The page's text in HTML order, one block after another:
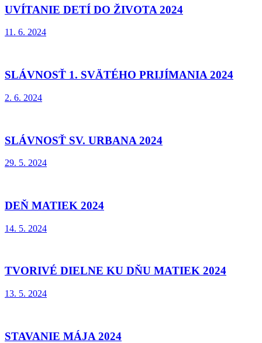
UVÍTANIE DETÍ DO ŽIVOTA 2024
11. 6. 2024
SLÁVNOSŤ 1. SVÄTÉHO PRIJÍMANIA 2024
2. 6. 2024
SLÁVNOSŤ SV. URBANA 2024
29. 5. 2024
DEŇ MATIEK 2024
14. 5. 2024
TVORIVÉ DIELNE KU DŇU MATIEK 2024
13. 5. 2024
STAVANIE MÁJA 2024